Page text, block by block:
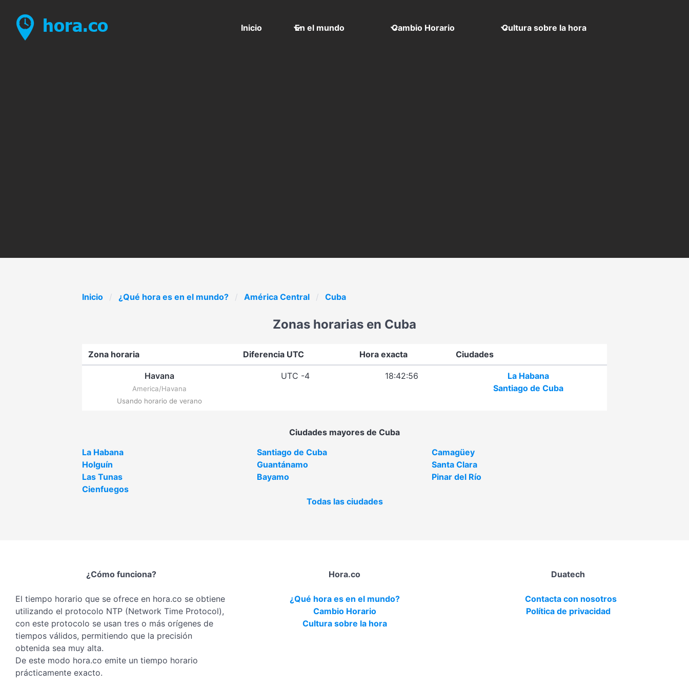
Inicio En el mundo Cambio Horario Cultura sobre la hora
Inicio ¿Qué hora es en el mundo? América Central Cuba
Zonas horarias en Cuba
Zona horaria Diferencia UTC Hora exacta Ciudades
Havana
America/Havana
Usando horario de verano
UTC -4 18:42:56
La Habana
Santiago de Cuba
Ciudades mayores de Cuba
La Habana
Santiago de Cuba
Camagüey
Holguín
Guantánamo
Santa Clara
Las Tunas
Bayamo
Pinar del Río
Cienfuegos
Todas las ciudades
¿Cómo funciona?
El tiempo horario que se ofrece en hora.co se obtiene
utilizando el protocolo NTP (Network Time Protocol),
con este protocolo se usan tres o más orígenes de
tiempos válidos, permitiendo que la precisión
obtenida sea muy alta.
De este modo hora.co emite un tiempo horario
prácticamente exacto.
Hora.co
¿Qué hora es en el mundo?
Cambio Horario
Cultura sobre la hora
Duatech
Contacta con nosotros
Política de privacidad